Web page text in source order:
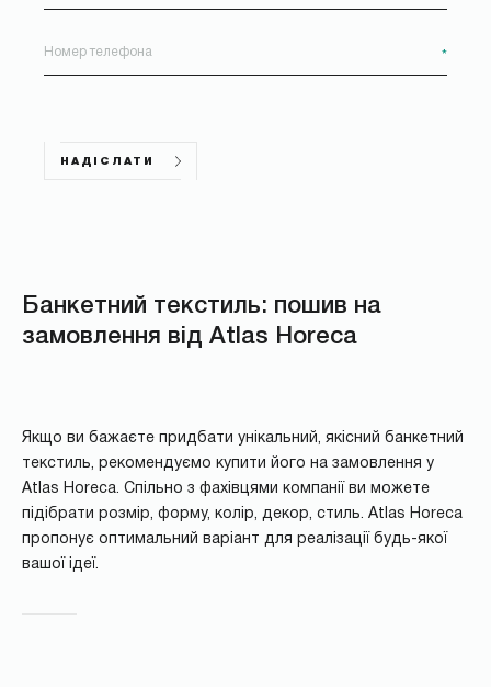
*
НАДІСЛАТИ
Банкетний текстиль: пошив на
замовлення від Atlas Horeca
Якщо ви бажаєте придбати унікальний, якісний банкетний
текстиль, рекомендуємо купити його на замовлення у
Atlas Horeca. Спільно з фахівцями компанії ви можете
підібрати розмір, форму, колір, декор, стиль. Atlas Horeca
пропонує оптимальний варіант для реалізації будь-якої
вашої ідеї.